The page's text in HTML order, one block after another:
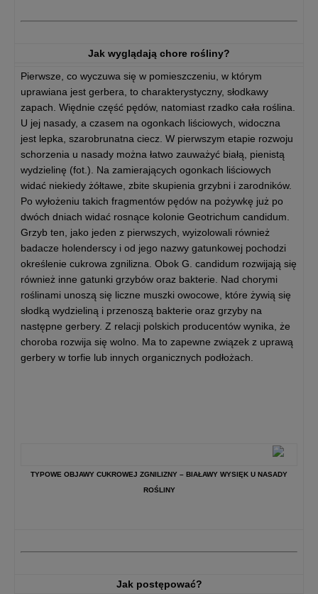
Jak wyglądają chore rośliny?
Pierwsze, co wyczuwa się w pomieszczeniu, w którym
uprawiana jest gerbera, to charakterystyczny, słodkawy
zapach. Więdnie część pędów, natomiast rzadko cała roślina.
U jej nasady, a czasem na ogonkach liściowych, widoczna
jest lepka, szarobrunatna ciecz. W pierwszym etapie rozwoju
schorzenia u nasady można łatwo zauważyć białą, pienistą
wydzielinę (fot.). Na zamierających ogonkach liściowych
widać niekiedy żółtawe, zbite skupienia grzybni i zarodników.
Po wyłożeniu takich fragmentów pędów na pożywkę już po
dwóch dniach widać rosnące kolonie Geotrichum candidum.
Grzyb ten, jako jeden z pierwszych, wyizolowali również
badacze holenderscy i od jego nazwy gatunkowej pochodzi
określenie cukrowa zgnilizna. Obok G. candidum rozwijają się
również inne gatunki grzybów oraz bakterie. Nad chorymi
roślinami unoszą się liczne muszki owocowe, które żywią się
słodką wydzieliną i przenoszą bakterie oraz grzyby na
następne gerbery. Z relacji polskich producentów wynika, że
choroba rozwija się wolno. Ma to zapewne związek z uprawą
gerbery w torfie lub innych organicznych podłożach.
TYPOWE OBJAWY CUKROWEJ ZGNILIZNY – BIAŁAWY WYSIĘK U NASADY
ROŚLINY
Jak postępować?